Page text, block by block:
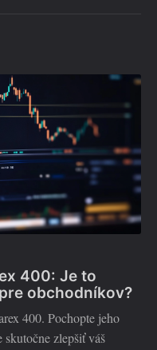
400: Je to
obchodníkov?
400. Pochopte jeho
zlepšiť váš